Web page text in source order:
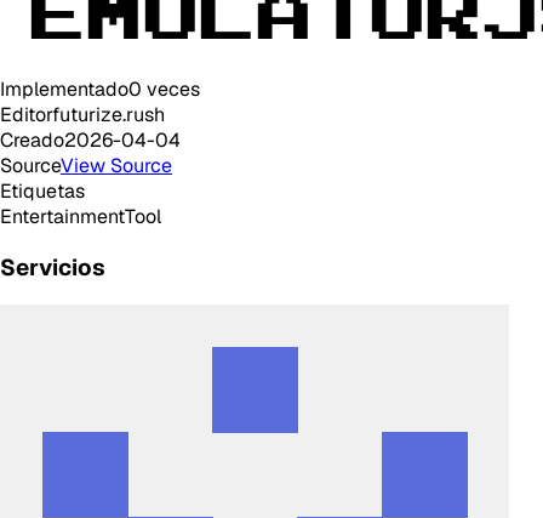
Implementado0 veces
Editorfuturize.rush
Creado2026-04-04
SourceView Source
Etiquetas
EntertainmentTool
Servicios